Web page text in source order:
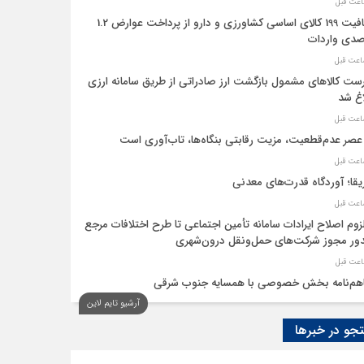
معافیت 199 کالای اساسی کشاورزی و دارو از پرداخت عوارض 1.2
واردات
کالاهای مشمول بازگشت ارز صادراتی از طریق سامانه ارزی
شد
عصر عدم‌قطعیت، مزیت رقابتی بنگاه‌ها، تاب‌آوری است
آوردگاه قدرت‌های معدنی
اصلاح ایرادات سامانه تأمین اجتماعی تا طرح اختلافات مرجع
مجوز شرکت‌های حمل‌ونقل درون‌شهری
بخش خصوصی با همسایه جنوب شرقی
اقتصاد‌ها از هوش مصنوعی
آرشیو تایم لاین
در خبرها